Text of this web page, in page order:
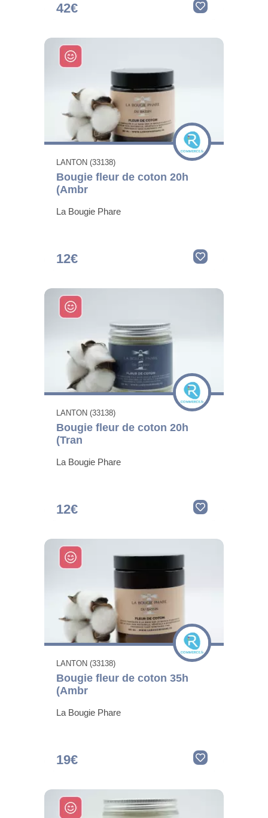
42€
LANTON (33138)
Bougie fleur de coton 20h
(Ambr
La Bougie Phare
12€
LANTON (33138)
Bougie fleur de coton 20h
(Tran
La Bougie Phare
12€
LANTON (33138)
Bougie fleur de coton 35h
(Ambr
La Bougie Phare
19€